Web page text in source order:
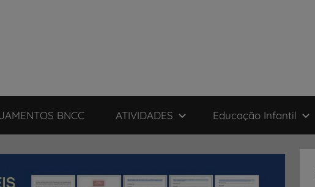
BNCC ATIVIDADES Educação Infantil